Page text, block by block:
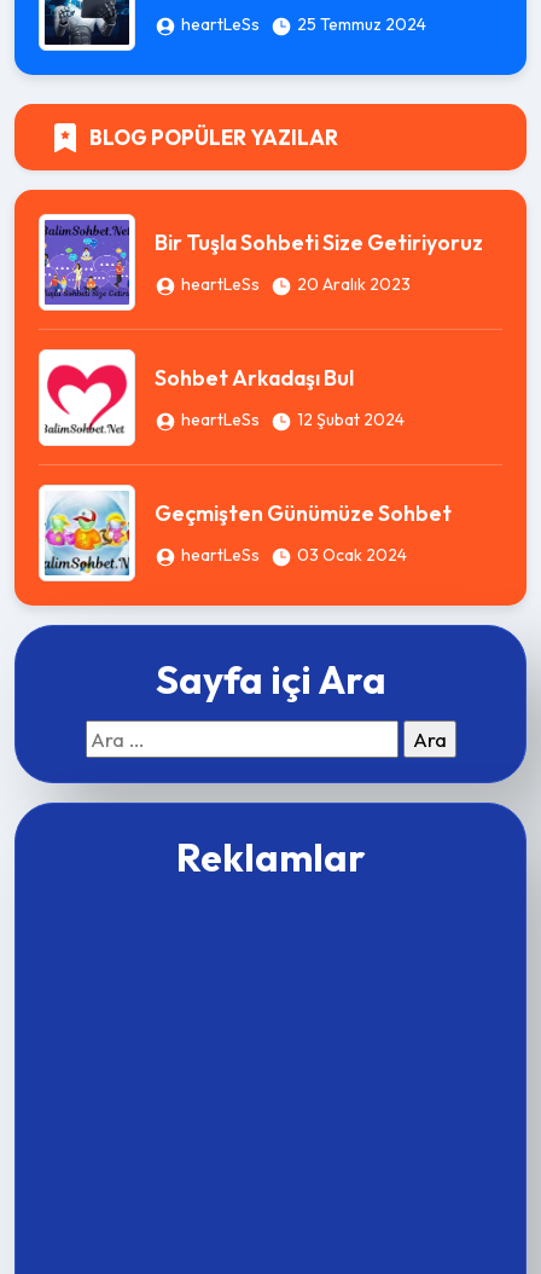
heartLeSs 25 Temmuz 2024
BLOG POPÜLER YAZILAR
Bir Tuşla Sohbeti Size Getiriyoruz
heartLeSs 20 Aralık 2023
Sohbet Arkadaşı Bul
heartLeSs 12 Şubat 2024
Geçmişten Günümüze Sohbet
heartLeSs 03 Ocak 2024
Sayfa içi Ara
Arama:
Reklamlar